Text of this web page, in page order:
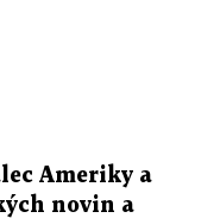
Ameriky a
novin a